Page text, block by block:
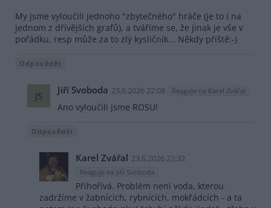
My jsme vyloučili jednoho "zbytečného" hráče (je to i na
jednom z dřívějších grafů), a tváříme se, že jinak je vše v
pořádku, resp může za to zlý kysličník... Někdy příště:-)
Odpovědět
JS Jiří Svoboda 23.6.2026 22:08 Reaguje na Karel Zvářal
Ano vyloučili jsme ROSU!
Odpovědět
Karel Zvářal 23.6.2026 22:32
Reaguje na Jiří Svoboda
Přihořívá. Problém není voda, kterou
zadržíme v žabnících, rybnících, mokřádcích - a ta